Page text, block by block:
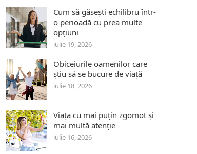
Cum să găsești echilibru într-
o perioadă cu prea multe
opțiuni
iulie 19, 2026
Obiceiurile oamenilor care
știu să se bucure de viață
iulie 18, 2026
Viața cu mai puțin zgomot și
mai multă atenție
iulie 16, 2026